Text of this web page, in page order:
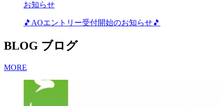
お知らせ
🎵AOエントリー受付開始のお知らせ🎵
BLOG ブログ
MORE